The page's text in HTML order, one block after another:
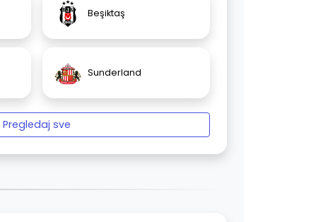
Beşiktaş
Sunderland
Pregledaj sve